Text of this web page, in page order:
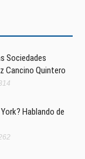
Sociedades
Cancino Quintero
Hablando de